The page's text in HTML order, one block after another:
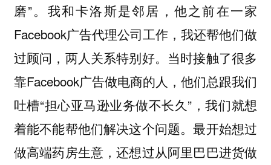
磨”。我和卡洛斯是邻居，他之前在一家
Facebook广告代理公司工作，我还帮他们做
过顾问，两人关系特别好。当时接触了很多
靠Facebook广告做电商的人，他们总跟我们
吐槽“担心亚马逊业务做不长久”，我们就想
着能不能帮他们解决这个问题。最开始想过
做高端药房生意，还想过从阿里巴巴进货做